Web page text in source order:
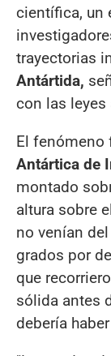
científica, un
trayectorias
Antártida,
con las
El fenómeno
Antártica de
montado
altura sobre
no venían
grados por
que
sólida antes
debería